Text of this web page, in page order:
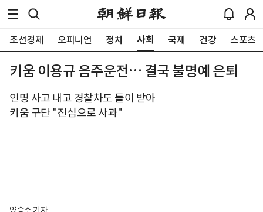
조선경제 오피니언 정치 사회 국제 건강 스포츠
키움 이용규 음주운전… 결국 불명예 은퇴
인명 사고 내고 경찰차도 들이 받아
키움 구단 "진심으로 사과"